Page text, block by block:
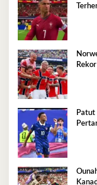
Patut